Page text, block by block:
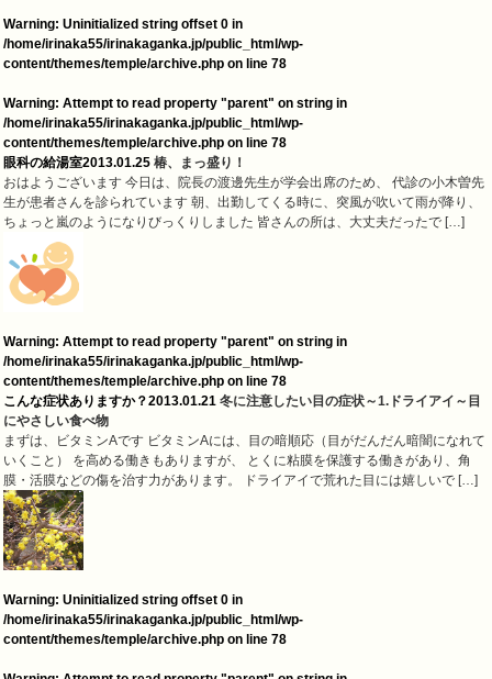
Warning: Uninitialized string offset 0 in
/home/irinaka55/irinakaganka.jp/public_html/wp-
content/themes/temple/archive.php on line 78
Warning: Attempt to read property "parent" on string in
/home/irinaka55/irinakaganka.jp/public_html/wp-
content/themes/temple/archive.php on line 78
眼科の給湯室2013.01.25 椿、まっ盛り！
おはようございます 今日は、院長の渡邊先生が学会出席のため、 代診の小木曽先
生が患者さんを診られています 朝、出勤してくる時に、突風が吹いて雨が降り、
ちょっと嵐のようになりびっくりしました 皆さんの所は、大丈夫だったで […]
Warning: Attempt to read property "parent" on string in
/home/irinaka55/irinakaganka.jp/public_html/wp-
content/themes/temple/archive.php on line 78
こんな症状ありますか？2013.01.21 冬に注意したい目の症状～1.ドライアイ～目
にやさしい食べ物
まずは、ビタミンAです ビタミンAには、目の暗順応（目がだんだん暗闇になれて
いくこと） を高める働きもありますが、 とくに粘膜を保護する働きがあり、角
膜・活膜などの傷を治す力があります。 ドライアイで荒れた目には嬉しいで […]
Warning: Uninitialized string offset 0 in
/home/irinaka55/irinakaganka.jp/public_html/wp-
content/themes/temple/archive.php on line 78